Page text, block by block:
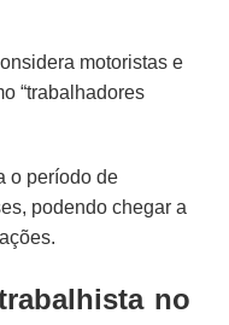
motoristas e
“trabalhadores
o período de
podendo chegar a
no